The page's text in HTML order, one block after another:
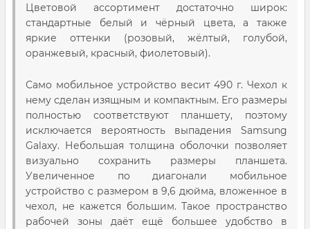
Цветовой ассортимент достаточно широк:
стандартные белый и чёрный цвета, а также
яркие оттенки (розовый, жёлтый, голубой,
оранжевый, красный, фиолетовый).
Само мобильное устройство весит 490 г. Чехол к
нему сделан изящным и компактным. Его размеры
полностью соответствуют планшету, поэтому
исключается вероятность выпадения Samsung
Galaxy. Небольшая толщина оболочки позволяет
визуально сохранить размеры планшета.
Увеличенное по диагонали мобильное
устройство с размером в 9,6 дюйма, вложенное в
чехол, не кажется большим. Такое пространство
рабочей зоны даёт ещё большее удобство в